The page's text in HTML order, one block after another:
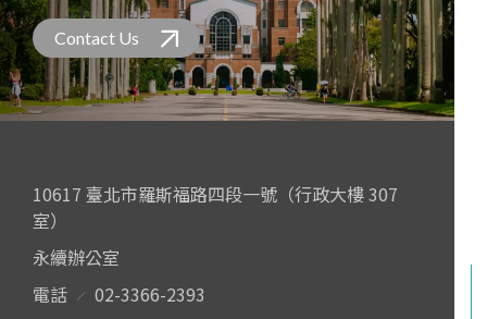
Contact Us
10617 臺北市羅斯福路四段一號（行政大樓 307
室）
永續辦公室
電話
02-3366-2393